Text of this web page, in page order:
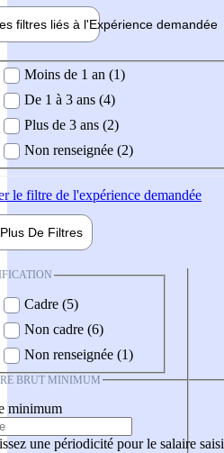
filtres liés à l'Expérience demandée
demandée
Moins de 1 an (1)
De 1 à 3 ans (4)
Plus de 3 ans (2)
Non renseignée (2)
le filtre de l'expérience demandée
Plus De Filtres
Cadre (5)
Non cadre (6)
Non renseignée (1)
BRUT MINIMUM
minimum
une périodicité pour le salaire saisi